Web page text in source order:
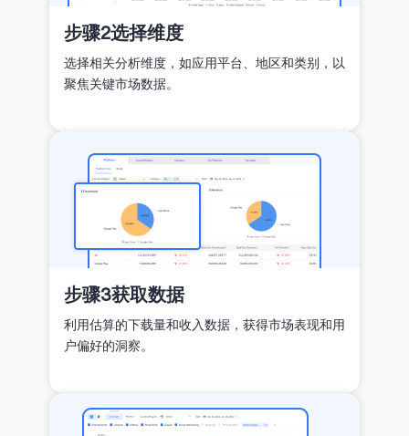
步骤2选择维度
选择相关分析维度，如应用平台、地区和类别，以
聚焦关键市场数据。
步骤3获取数据
利用估算的下载量和收入数据，获得市场表现和用
户偏好的洞察。